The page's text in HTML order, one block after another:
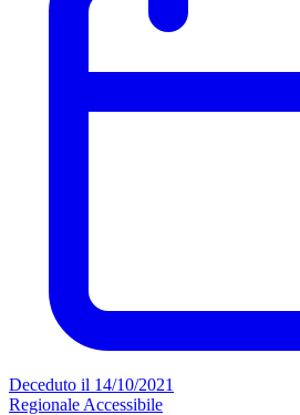
Deceduto il 14/10/2021
Regionale Accessibile